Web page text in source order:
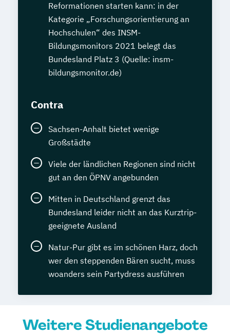
Reformationen starten kann: in der
Kategorie „Forschungsorientierung an
Hochschulen“ des INSM-
Bildungsmonitors 2021 belegt das
Bundesland Platz 3 (Quelle: insm-
bildungsmonitor.de)
Contra
Sachsen-Anhalt bietet wenige
Großstädte
Viele der ländlichen Regionen sind nicht
gut an den ÖPNV angebunden
Mitten in Deutschland grenzt das
Bundesland leider nicht an das Kurztrip-
geeignete Ausland
Natur-Pur gibt es im schönen Harz, doch
wer den steppenden Bären sucht, muss
woanders sein Partydress ausführen
Weitere Studienangebote